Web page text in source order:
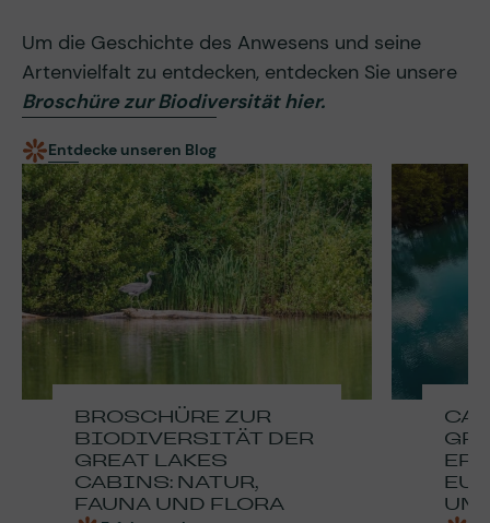
Um die Geschichte des Anwesens und seine
Artenvielfalt zu entdecken, entdecken Sie unsere
Broschüre zur Biodiversität hier.
Entdecke unseren Blog
BROSCHÜRE ZUR
BIODIVERSITÄT DER
GREAT LAKES
CABINS: NATUR,
FAUNA UND FLORA